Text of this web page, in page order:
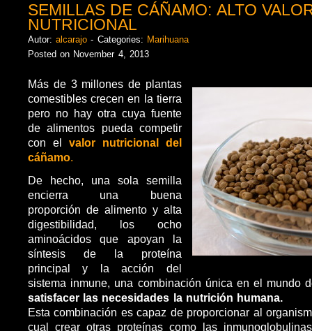
SEMILLAS DE CÁÑAMO: ALTO
NUTRICIONAL
Autor:alcarajo - Categories: Marihuana
Posted on November 4, 2013
Más de 3 millones de plantas
comestibles crecen en la tierra
pero no hay otra cuya fuente
de alimentos pueda competir
con el valor nutricional del
cáñamo.
De hecho, una sola semilla
encierra una buena
proporción de alimento y alta
digestibilidad, los ocho
aminoácidos que apoyan la
síntesis de la proteína
principal y la acción del
sistema inmune, una combinación única en el mundo
satisfacer las necesidades la nutrición humana.
Esta combinación es capaz de proporcionar al
cual crear otras proteínas como las